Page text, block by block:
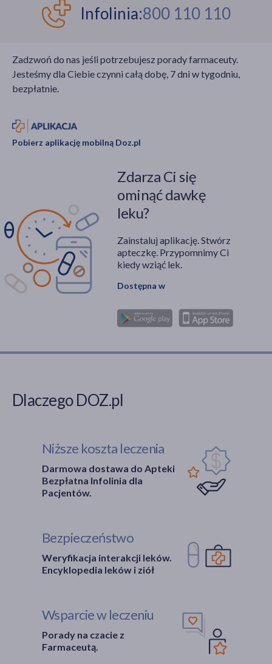
Infolinia:800 110 110
Zadzwoń do nas jeśli potrzebujesz porady farmaceuty.
Jesteśmy dla Ciebie czynni całą dobę, 7 dni w tygodniu,
bezpłatnie.
Pobierz aplikację mobilną Doz.pl
Zdarza Ci się
ominąć dawkę
leku?
Zainstaluj aplikację. Stwórz
apteczkę. Przypomnimy Ci
kiedy wziąć lek.
Dostępna w
Dlaczego DOZ.pl
Niższe koszta leczenia
Darmowa dostawa do Apteki
Bezpłatna Infolinia dla
Pacjentów.
Bezpieczeństwo
Weryfikacja interakcji leków.
Encyklopedia leków i ziół
Wsparcie w leczeniu
Porady na czacie z
Farmaceutą.